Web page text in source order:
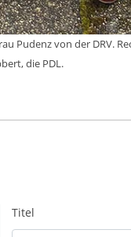
Pudenz von der DRV.
die PDL.
Titel